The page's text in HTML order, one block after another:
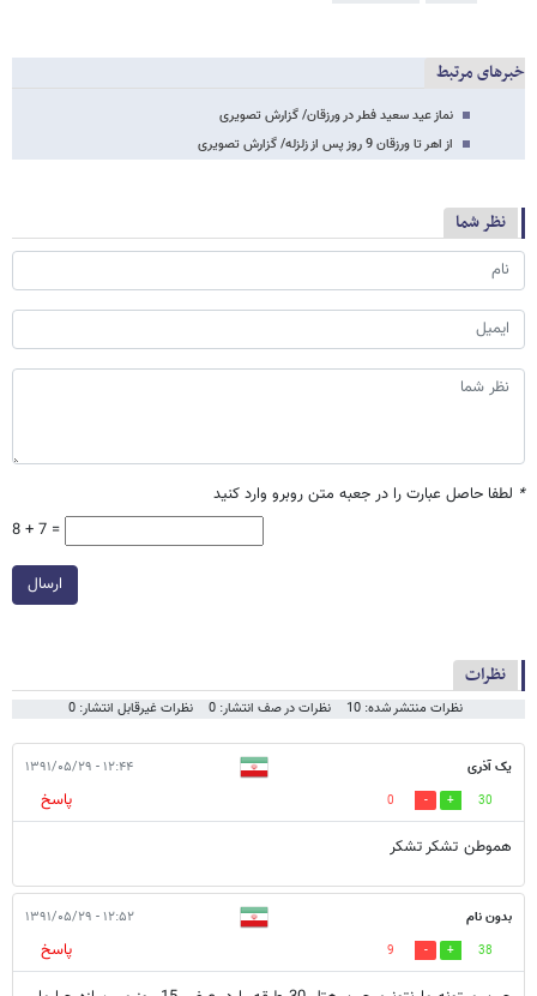
خبرهای مرتبط
نماز عید سعید فطر در ورزقان/ گزارش تصویری
از اهر تا ورزقان 9 روز پس از زلزله/ گزارش تصویری
نظر شما
* لطفا حاصل عبارت را در جعبه متن روبرو وارد کنید
8 + 7 =
ارسال
نظرات
نظرات منتشر شده: 10 نظرات در صف انتشار: 0 نظرات غیرقابل انتشار: 0
یک آذری ۱۲:۴۴ - ۱۳۹۱/۰۵/۲۹
30
0
پاسخ
هموطن تشکر تشکر
بدون نام ۱۲:۵۲ - ۱۳۹۱/۰۵/۲۹
38
9
پاسخ